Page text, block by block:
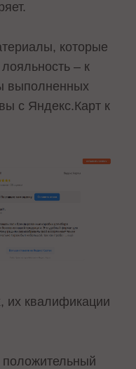
которые
– к
выполненных
с Яндекс.Карт к
их квалификации